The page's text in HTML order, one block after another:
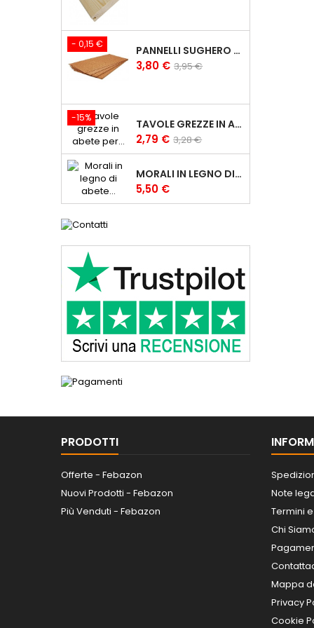
- 0,15 € PANNELLI SUGHERO SUPERCOMPRESSO DA 3 MM - 100X50CM FOGLI SUGHERO
Prezzo
3,80 € Prezzo
3,95 €
-15% TAVOLE GREZZE IN ABETE PER CARPENTERIA 2,5X10 CM TAVOLE IN LEGNO
Prezzo
2,79 € Prezzo
base
3,28 €
MORALI IN LEGNO DI ABETE GREZZI 6X6 CM MORALE GREZZO
Prezzo
5,50 €
PRODOTTI
Offerte - Febazon
Nuovi Prodotti - Febazon
Più Venduti - Febazon
Note
Termini
Chi
Mappa
Privacy
Cookie